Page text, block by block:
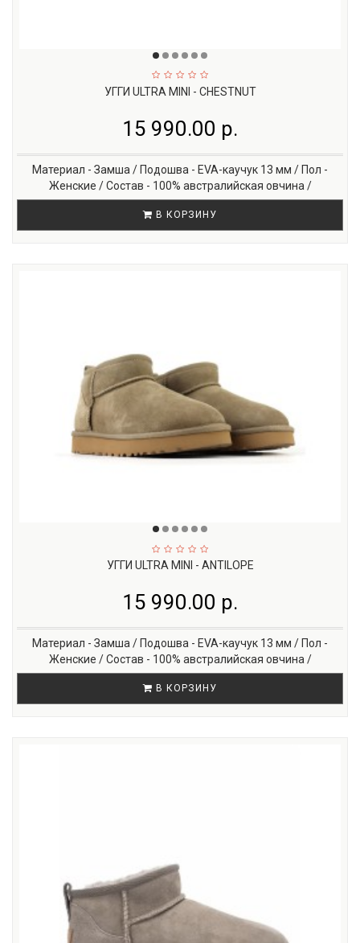
УГГИ ULTRA MINI - CHESTNUT
15 990.00 р.
Материал - Замша / Подошва - EVA-каучук 13 мм / Пол -
Женские / Состав - 100% австралийская овчина /
В КОРЗИНУ
УГГИ ULTRA MINI - ANTILOPE
15 990.00 р.
Материал - Замша / Подошва - EVA-каучук 13 мм / Пол -
Женские / Состав - 100% австралийская овчина /
В КОРЗИНУ